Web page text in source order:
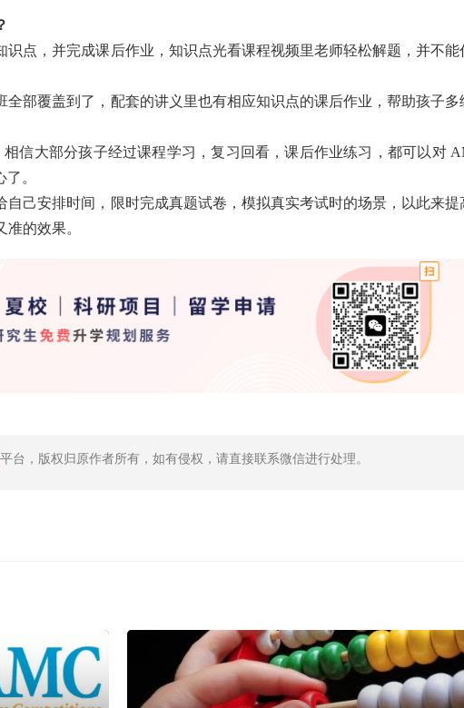
识点，并完成课后作业，知识点光看课程视频里老师轻松解题，并不能
部覆盖到了，配套的讲义里也有相应知识点的课后作业，帮助孩子多
信大部分孩子经过课程学习，复习回看，课后作业练习，都可以对
。
己安排时间，限时完成真题试卷，模拟真实考试时的场景，以此来提
的效果。
平台，版权归原作者所有，如有侵权，请直接联系微信进行处理。